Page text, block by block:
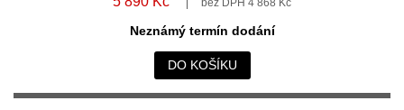
Neznámý termín dodání
DO KOŠÍKU